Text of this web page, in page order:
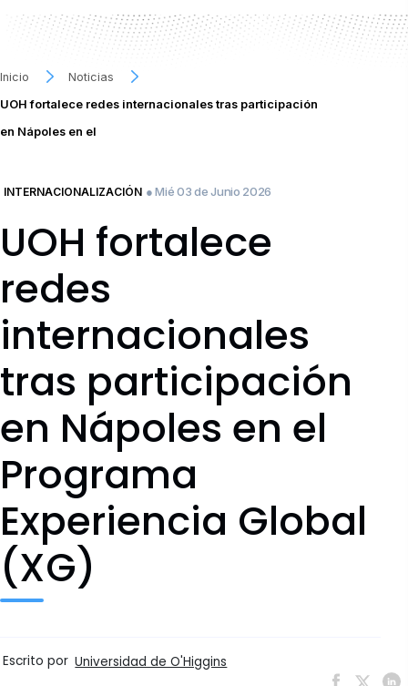
Inicio
Noticias
UOH fortalece redes internacionales tras participación
en Nápoles en el
INTERNACIONALIZACIÓN ● Mié 03 de Junio 2026
UOH fortalece
redes
internacionales
tras participación
en Nápoles en el
Programa
Experiencia Global
(XG)
Escrito por Universidad de O'Higgins